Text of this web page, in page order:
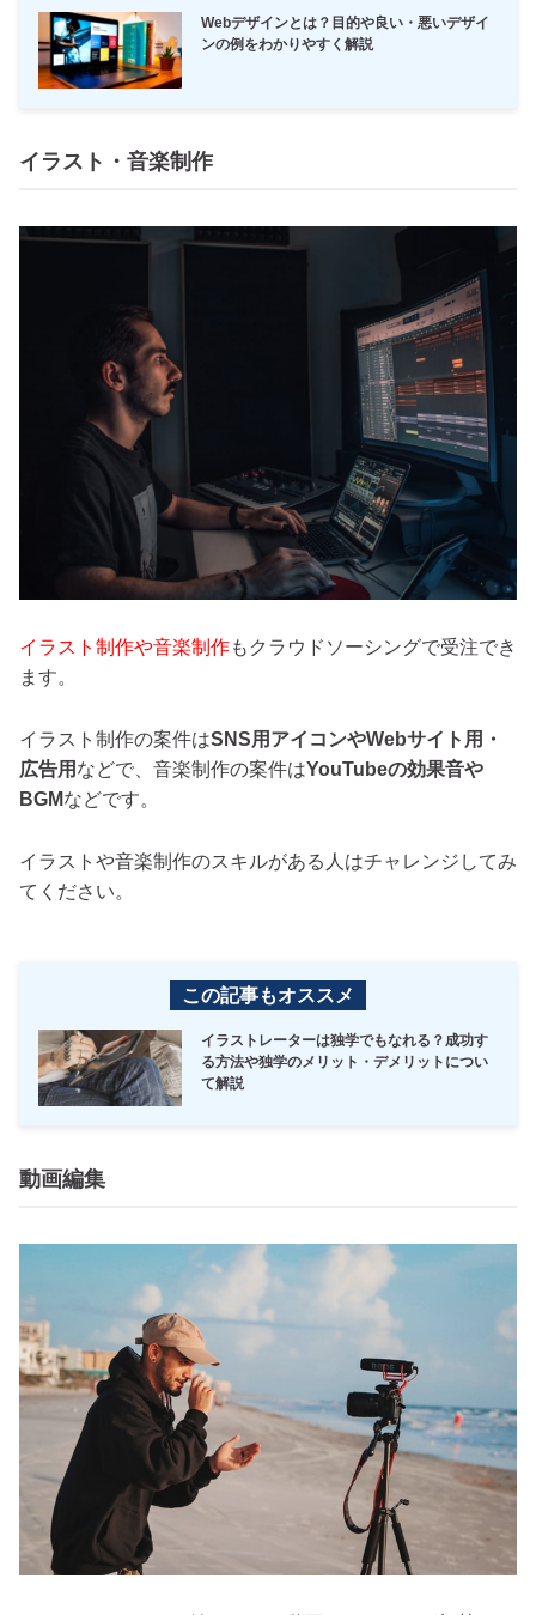
Webデザインとは？目的や良い・悪いデザイ
ンの例をわかりやすく解説
イラスト・音楽制作
イラスト制作や音楽制作もクラウドソーシングで受注でき
ます。
イラスト制作の案件はSNS用アイコンやWebサイト用・
広告用 などで、音楽制作の案件はYouTubeの効果音や
BGMなどです。
イラストや音楽制作のスキルがある人はチャレンジしてみ
てください。
この記事もオススメ
イラストレーターは独学でもなれる？成功す
る方法や独学のメリット・デメリットについ
て解説
動画編集